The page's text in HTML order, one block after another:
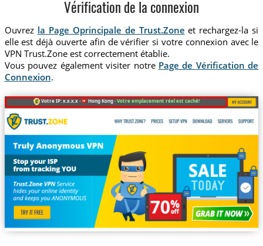
Vérification de la connexion
Ouvrez la Page Oprincipale de Trust.Zone et rechargez-la si
elle est déjà ouverte afin de vérifier si votre connexion avec le
VPN Trust.Zone est correctement établie.
Vous pouvez également visiter notre Page de Vérification de
Connexion.
Votre IP: x.x.x.x · Hong Kong ·Votre emplacement réel est caché!